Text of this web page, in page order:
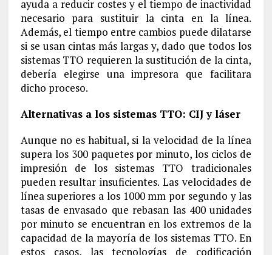
ayuda a reducir costes y el tiempo de inactividad
necesario para sustituir la cinta en la línea.
Además, el tiempo entre cambios puede dilatarse
si se usan cintas más largas y, dado que todos los
sistemas TTO requieren la sustitución de la cinta,
debería elegirse una impresora que facilitara
dicho proceso.
Alternativas a los sistemas TTO: CIJ y láser
Aunque no es habitual, si la velocidad de la línea
supera los 300 paquetes por minuto, los ciclos de
impresión de los sistemas TTO tradicionales
pueden resultar insuficientes. Las velocidades de
línea superiores a los 1000 mm por segundo y las
tasas de envasado que rebasan las 400 unidades
por minuto se encuentran en los extremos de la
capacidad de la mayoría de los sistemas TTO. En
estos casos, las tecnologías de codificación